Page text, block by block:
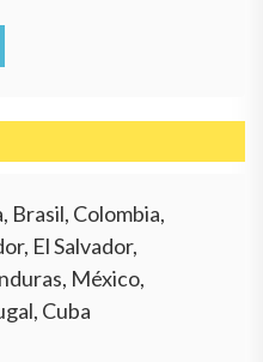
Brasil, Colombia,
El Salvador,
México,
Cuba